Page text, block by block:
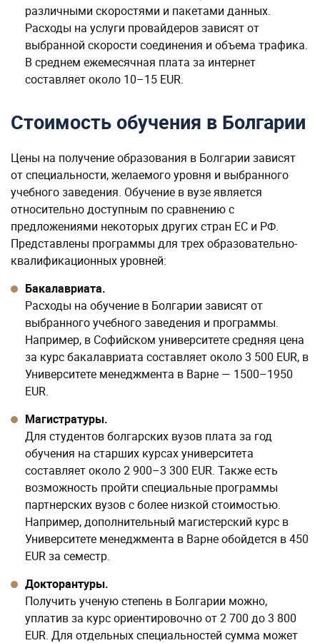
Стоимость обучения в Болгарии
Цены на получение образования в Болгарии зависят
от специальности, желаемого уровня и выбранного
предложениями некоторых других стран ЕС и РФ.
квалификационных уровней:
Бакалавриата.
Расходы на обучение в Болгарии зависят от
выбранного учебного заведения и программы.
Например, в Софийском университете средняя цена
за курс бакалавриата составляет около 3 500 EUR, в
EUR.
Магистратуры.
Для студентов болгарских вузов плата за год
обучения на старших курсах университета
составляет около 2 900–3 300 EUR. Также есть
возможность пройти специальные программы
Например, дополнительный магистерский курс в
Университете менеджмента в Варне обойдется в 450
EUR за семестр.
Докторантуры.
Получить ученую степень в Болгарии можно,
уплатив за курс ориентировочно от 2 700 до 3 800
EUR. Для отдельных специальностей сумма может
быть ваше.
Бесплатная консультация